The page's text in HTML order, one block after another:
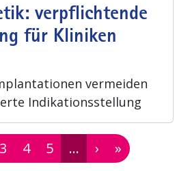
verpflichtende
für Kliniken
vermeiden
Indikationsstellung
Seite
3 Seite
4 Seite
5 … Nächste Seite
› Letzte Seite
»